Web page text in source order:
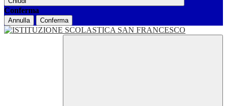
Conferma
Annulla Conferma